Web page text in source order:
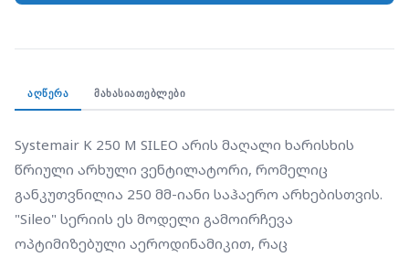
დაგროვების მიმართ, რაც ახანგრძლივებს
მოწყობილობის რესურსს და ამცირებს სერვისის
საჭიროებას. ეს მოდელი ფართოდ გამოიყენება
საშუალო და დიდი ზომის ოთახების, ოფისებისა და
კომერციული ფართების ვენტილაციისთვის, სადაც
საჭიროა სტაბილური და საიმედო ჰაერცვლა.
ᲐᲦᲬᲔᲠᲐ ᲛᲐᲮᲐᲡᲘᲐᲗᲔᲑᲚᲔᲑᲘ
Systemair K 250 M SILEO არის მაღალი ხარისხის
წრიული არხული ვენტილატორი, რომელიც
განკუთვნილია 250 მმ-იანი საჰაერო არხებისთვის.
"Sileo" სერიის ეს მოდელი გამოირჩევა
ოპტიმიზებული აეროდინამიკით, რაც